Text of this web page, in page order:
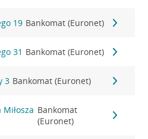
19 Bankomat (Euronet)
31 Bankomat (Euronet)
3 Bankomat (Euronet)
Miłosza Bankomat
(Euronet)